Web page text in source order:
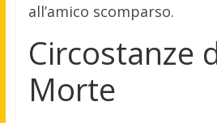
all’amico scomparso.
Circostanze
Morte